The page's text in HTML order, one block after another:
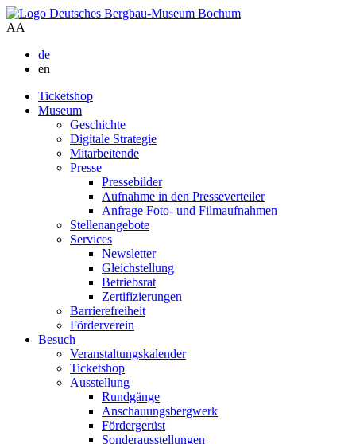
AA
de
en
Ticketshop
Museum
Geschichte
Digitale Strategie
Mitarbeitende
Presse
Pressebilder
Aufnahme in den Presseverteiler
Anfrage Foto- und Filmaufnahmen
Stellenangebote
Services
Newsletter
Gleichstellung
Betriebsrat
Zertifizierungen
Barrierefreiheit
Förderverein
Besuch
Veranstaltungskalender
Ticketshop
Ausstellung
Rundgänge
Anschauungsbergwerk
Fördergerüst
Sonderausstellungen